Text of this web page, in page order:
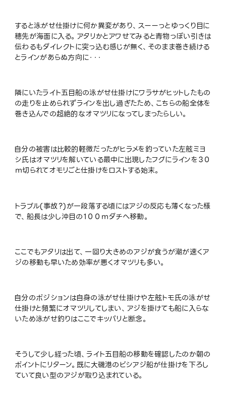
すると泳がせ仕掛けに何か異変があり、スーーっとゆっくり目に
穂先が海面に入る。アタリかとアワせてみると青物っぽい引きは
伝わるもダイレクトに突っ込む感じが無く、そのまま巻き続ける
とラインがあらぬ方向に・・・
隣にいたライト五目船の泳がせ仕掛けにワラサがヒットしたもの
の走りを止められずラインを出し過ぎたため、こちらの船全体を
巻き込んでの超絶的なオマツリになってしまったらしい。
自分の被害は比較的軽微だったがヒラメを釣っていた左舷ミヨ
シ氏はオマツリを解いている最中に出現したフグにラインを３０
ｍ切られてオモリごと仕掛けをロストする始末。
トラブル(事故？)が一段落する頃にはアジの反応も薄くなった様
で、船長は少し沖目の１００ｍダチへ移動。
ここでもアタリは出て、一回り大きめのアジが食うが潮が速くア
ジの移動も早いため効率が悪くオマツリも多い。
自分のポジションは自身の泳がせ仕掛けや左舷トモ氏の泳がせ
仕掛けと頻繁にオマツリしてしまい、アジを掛けても船に入らな
いため泳がせ釣りはここでキッパリと断念。
そうして少し経った頃、ライト五目船の移動を確認したのか朝の
ポイントにリターン。既に大磯港のビシアジ船が仕掛けを下ろし
ていて良い型のアジが取り込まれている。